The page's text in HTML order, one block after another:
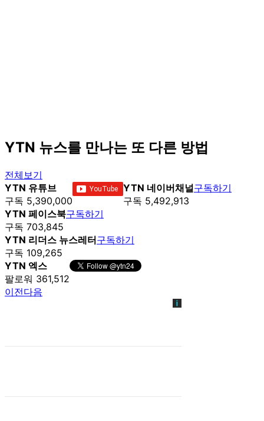
YTN 뉴스를 만나는 또 다른 방법
전체보기
YTN 유튜브
구독 5,390,000
YTN 네이버채널
구독 5,492,913
구독하기
YTN 페이스북
구독 703,845
구독하기
YTN 리더스 뉴스레터
구독 109,265
구독하기
YTN 엑스
팔로워 361,512
이전다음